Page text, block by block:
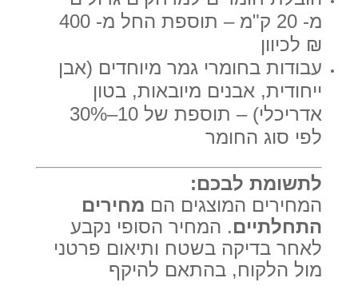
מ- 20 ק"מ – תוספת החל מ- 400
₪ לכיוון
עבודות בחומרי גמר מיוחדים (אבן
ייחודית, אבנים מיובאות, בטון
אדריכלי) – תוספת של 10–30%
לפי סוג החומר
לתשומת לבכם:
המחירים המוצגים הם מחירים
התחלתיים. המחיר הסופי נקבע
לאחר בדיקה בשטח ותיאום פרטני
מול הלקוח, בהתאם להיקף